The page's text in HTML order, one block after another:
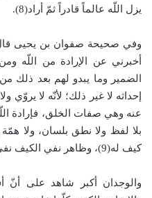
يزل اللّه عالماً قادراً ثمّ أراد(8).
وفي صحيحة صفوان بن يحيى
أخبرني عن الإرادة من اللّه
الضمير وما يبدو لهم بعد ذلك من
إحداثه لا غير ذلك؛ لأنّه لا يروّي
عنه وهي صفات الخلق، فإرادة
بلا لفظ ولا نطق بلسان، ولا همّة
كيف له(9)، وظاهر نفي الكيف نفي الابتهاج.
والوجدان أكبر شاهد على أنّ